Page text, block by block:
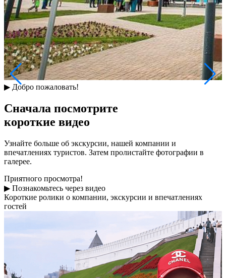
▶ Добро пожаловать!
Сначала посмотрите
короткие видео
Узнайте больше об экскурсии, нашей компании и
впечатлениях туристов. Затем пролистайте фотографии в
галерее.
Приятного просмотра!
▶ Познакомьтесь через видео
Короткие ролики о компании, экскурсии и впечатлениях
гостей